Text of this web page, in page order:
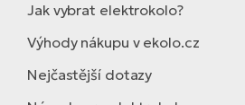
Jak vybrat elektrokolo?
Výhody nákupu v ekolo.cz
Nejčastější dotazy